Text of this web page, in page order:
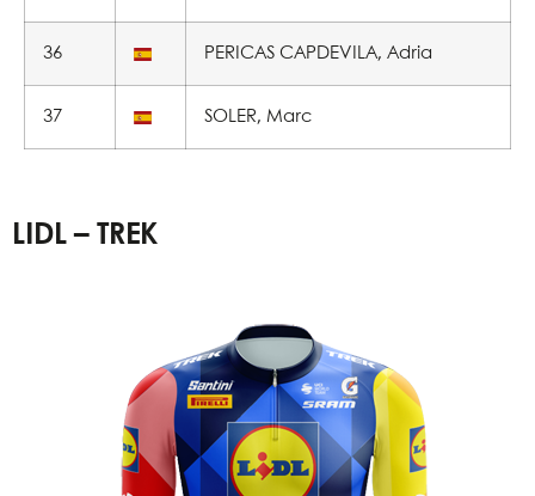
36 PERICAS CAPDEVILA, Adria
37 SOLER, Marc
LIDL – TREK